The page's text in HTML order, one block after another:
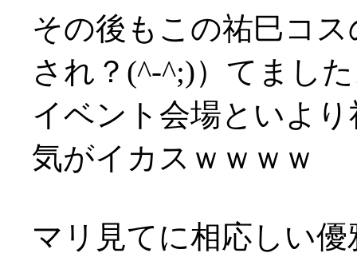
その後もこの祐巳コ
され？(^-^;)）てまし
イベント会場といよ
気がイカスｗｗｗｗ
マリ見てに相応しい